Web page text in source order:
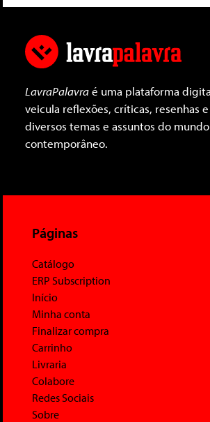
LavraPalavraé uma plataforma
veicula reflexões, críticas, resenhas
diversos temas e assuntos do mundo
contemporâneo.
Páginas
Catálogo
ERP Subscription
Início
Minha conta
Finalizar compra
Carrinho
Livraria
Colabore
Redes Sociais
Sobre